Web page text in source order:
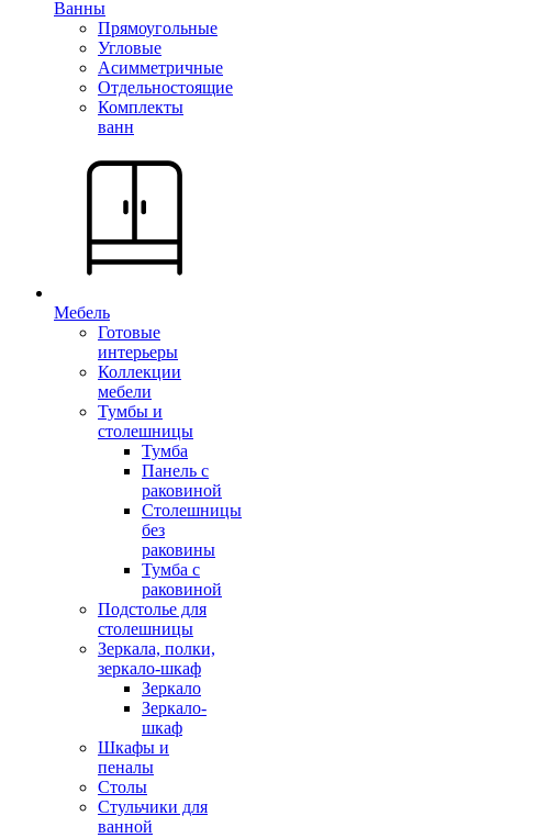
Ванны
Прямоугольные
Угловые
Асимметричные
Отдельностоящие
Комплекты
ванн
Мебель
Готовые
интерьеры
Коллекции
мебели
Тумбы и
столешницы
Тумба
Панель с
раковиной
Столешницы
без
раковины
Тумба с
раковиной
Подстолье для
столешницы
Зеркала, полки,
зеркало-шкаф
Зеркало
Зеркало-
шкаф
Шкафы и
пеналы
Столы
Стульчики для
ванной